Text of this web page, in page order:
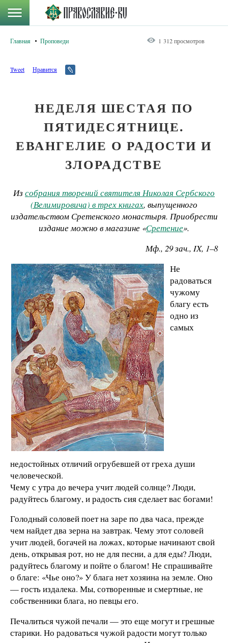
Главная Проповеди 1 312 просмотров
Tweet Нравится
НЕДЕЛЯ ШЕСТАЯ ПО
ПЯТИДЕСЯТНИЦЕ.
ЕВАНГЕЛИЕ О РАДОСТИ И
ЗЛОРАДСТВЕ
Изсобрания творений святителя Николая Сербского
(Велимировича) в трех книгах, выпущенного
издательством Сретенского монастыря. Приобрести
издание можно в магазине «Сретение».
Мф., 29 зач., IX, 1–8
Не
радоваться
чужому
благу есть
одно из
самых
недостойных отличий огрубевшей от греха души
человеческой.
Чему с утра до вечера учит людей солнце? Люди,
радуйтесь благому, и радость сия сделает вас богами!
Голодный соловей поет на заре по два часа, прежде
чем найдет два зерна на завтрак. Чему этот соловей
учит людей, богачей на ложах, которые начинают свой
день, открывая рот, но не для песни, а для еды? Люди,
радуйтесь благому и пойте о благом! Не спрашивайте
о благе: «Чье оно?» У блага нет хозяина на земле. Оно
— гость издалека. Мы, сотворенные и смертные, не
собственники блага, но певцы его.
Печалиться чужой печали — это еще могут и грешные
старики. Но радоваться чужой радости могут только